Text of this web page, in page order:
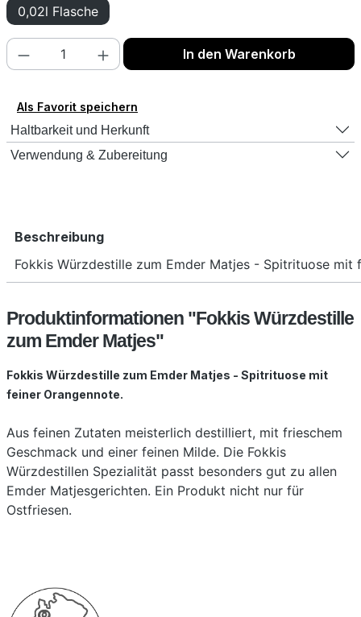
0,02l Flasche
Produkt Anzahl: Gib den gewünschten
In den Warenkorb
Als Favorit speichern
Haltbarkeit und Herkunft
Verwendung & Zubereitung
Beschreibung
Fokkis Würzdestille zum Emder Matjes - Spitrituose
Produktinformationen "Fokkis Würzdestille
zum Emder Matjes"
Fokkis Würzdestille zum Emder Matjes - Spitrituose mit
feiner Orangennote.
Aus feinen Zutaten meisterlich destilliert, mit frieschem
Geschmack und einer feinen Milde. Die Fokkis
Würzdestillen Spezialität passt besonders gut zu allen
Emder Matjesgerichten. Ein Produkt nicht nur für
Ostfriesen.